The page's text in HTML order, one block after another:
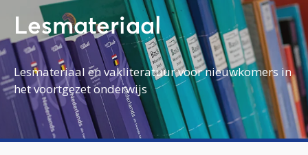
Lesmateriaal
Lesmateriaal en vakliteratuur voor nieuwkomers in
het voortgezet onderwijs